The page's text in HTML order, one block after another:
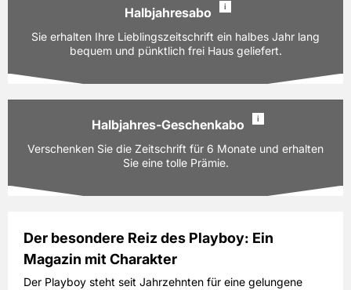
Ausgaben:
12 Hefte für je z.Zt. 13,40 EUR
Laufzeit:
12 Monate
Preis 160,80 EUR
Prämie auswählen
Halbjahresabo i
Sie erhalten Ihre Lieblingszeitschrift ein halbes Jahr lang
bequem und pünktlich frei Haus geliefert.
Ausgaben:
6 Hefte für je z.Zt. 13,40 EUR
6 Monate
Preis 80,40 EUR
Prämie auswählen
Halbjahres-Geschenkabo i
Verschenken Sie die Zeitschrift für 6 Monate und erhalten
Sie eine tolle Prämie.
Ausgaben:
6 Hefte für je z.Zt. 13,40 EUR
Laufzeit:
6 Monate
Der besondere Reiz des Playboy: Ein
Magazin mit Charakter
Der Playboy steht seit Jahrzehnten für eine gelungene